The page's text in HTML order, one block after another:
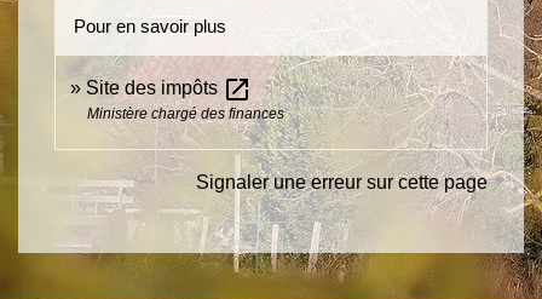
Pour en savoir plus
Site des impôtsopen_in_new
Ministère chargé des finances
Signaler une erreur sur cette page